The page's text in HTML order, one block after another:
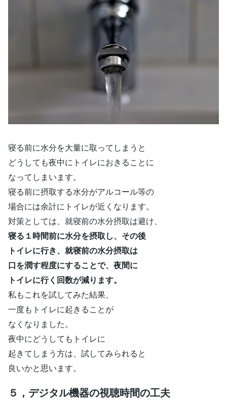
寝る前に水分を大量に取ってしまうと
どうしても夜中にトイレにおきることに
なってしまいます。
寝る前に摂取する水分がアルコール等の
場合には余計にトイレが近くなります。
対策としては、就寝前の水分摂取は避け、
寝る１時間前に水分を摂取し、その後
トイレに行き、就寝前の水分摂取は
口を潤す程度にすることで、夜間に
トイレに行く回数が減ります。
私もこれを試してみた結果、
一度もトイレに起きることが
なくなりました。
夜中にどうしてもトイレに
起きてしまう方は、試してみられると
良いかと思います。
５，デジタル機器の視聴時間の工夫